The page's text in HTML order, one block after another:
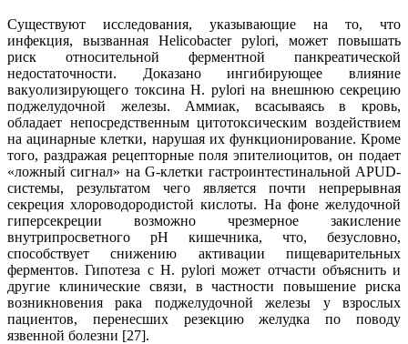
Существуют исследования, указывающие на то, что
инфекция, вызванная Helicobacter pylori, может повышать
риск относительной ферментной панкреатической
недостаточности. Доказано ингибирующее влияние
вакуолизирующего токсина H. pylori на внешнюю секрецию
поджелудочной железы. Аммиак, всасываясь в кровь,
обладает непосредственным цитотоксическим воздействием
на ацинарные клетки, нарушая их функционирование. Кроме
того, раздражая рецепторные поля эпителиоцитов, он подает
«ложный сигнал» на G-клетки гастроинтестинальной APUD-
системы, результатом чего является почти непрерывная
секреция хлороводородистой кислоты. На фоне желудочной
гиперсекреции возможно чрезмерное закисление
внутрипросветного рН кишечника, что, безусловно,
способствует снижению активации пищеварительных
ферментов. Гипотеза с H. рylori может отчасти объяснить и
другие клинические связи, в частности повышение риска
возникновения рака поджелудочной железы у взрослых
пациентов, перенесших резекцию желудка по поводу
язвенной болезни [27].